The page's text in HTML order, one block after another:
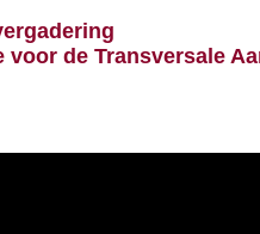
voor de Transversale